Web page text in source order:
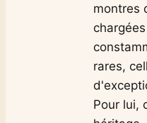
montres
rares,
Pour lui,